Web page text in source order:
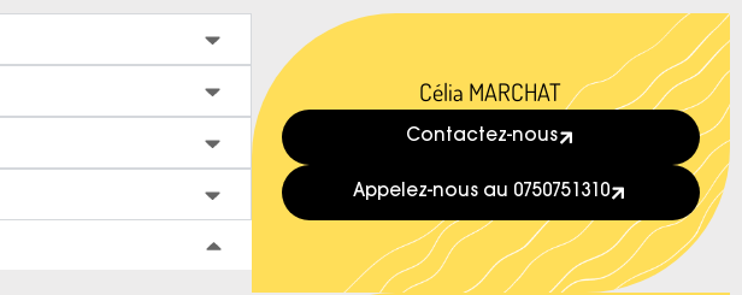
Célia MARCHAT
Contactez-nous
Appelez-nous au 0750751310